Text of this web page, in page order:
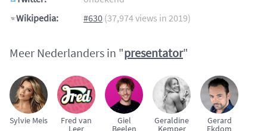
Wikipedia:
#630 (37,974 views in 2019)
Meer Nederlanders in "presentator"
Sylvie Meis Fred van
Leer
Giel
Beelen
Geraldine
Kemper
Gerard
Ekdom